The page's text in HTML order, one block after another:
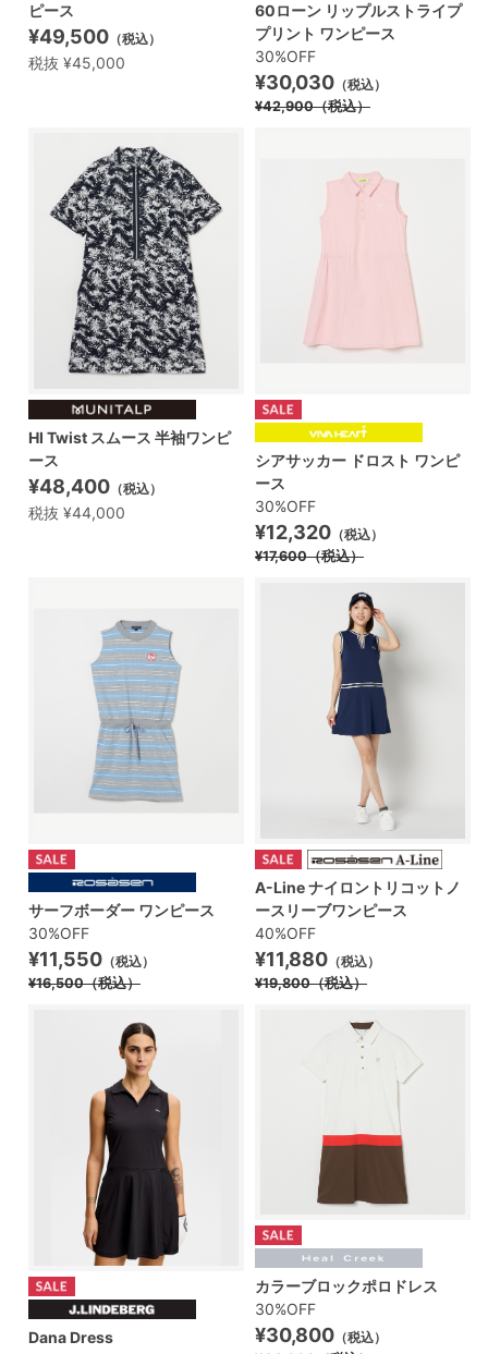
ピース
¥49,500 （税込）
税抜 ¥45,000
60ローン リップルストライプ
プリント ワンピース
30%OFF
¥30,030 （税込）
¥42,900（税込）
HI Twist スムース 半袖ワンピ
ース
¥48,400 （税込）
税抜 ¥44,000
シアサッカー ドロスト ワンピ
ース
30%OFF
¥12,320 （税込）
¥17,600（税込）
サーフボーダー ワンピース
30%OFF
¥11,550 （税込）
¥16,500（税込）
A-Line ナイロントリコットノ
ースリーブワンピース
40%OFF
¥11,880 （税込）
¥19,800（税込）
Dana Dress
カラーブロックポロドレス
30%OFF
¥30,800 （税込）